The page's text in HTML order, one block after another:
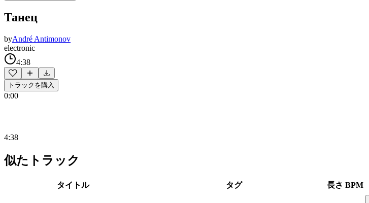
Танец
byAndré Antimonov
electronic
4:38
トラックを購入
0:00
4:38
似たトラック
タイトル タグ 長さ BPM